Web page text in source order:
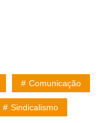
Comunicação
Sindicalismo